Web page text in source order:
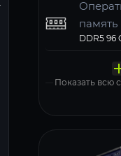
память
Windows
Показать всю